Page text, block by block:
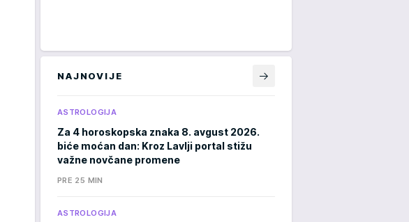
NAJNOVIJE
ASTROLOGIJA
Za 4 horoskopska znaka 8. avgust 2026.
biće moćan dan: Kroz Lavlji portal stižu
važne novčane promene
PRE 25 MIN
ASTROLOGIJA